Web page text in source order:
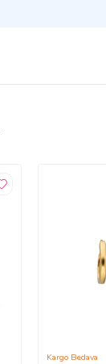
Kargo Bedava